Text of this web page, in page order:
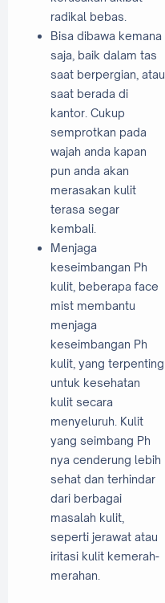
radikal bebas.
Bisa dibawa kemana
saja, baik dalam tas
saat berpergian, atau
saat berada di
kantor. Cukup
semprotkan pada
wajah anda kapan
pun anda akan
merasakan kulit
terasa segar
kembali.
Menjaga
keseimbangan Ph
kulit, beberapa face
mist membantu
menjaga
keseimbangan Ph
kulit, yang terpenting
untuk kesehatan
kulit secara
menyeluruh. Kulit
yang seimbang Ph
nya cenderung lebih
sehat dan terhindar
dari berbagai
masalah kulit,
seperti jerawat atau
iritasi kulit kemerah-
merahan.